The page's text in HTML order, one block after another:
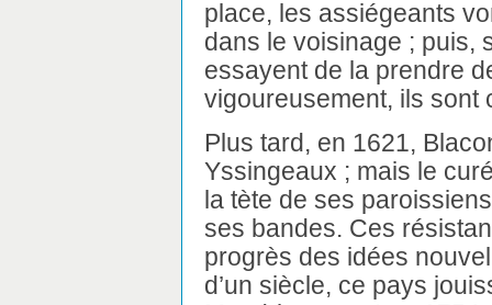
place, les assiégeants
dans le voisinage ; puis,
essayent de la prendre
vigoureusement, ils sont
Plus tard, en 1621,
Yssingeaux ; mais le
la tète de ses
ses bandes. Ces
progrès des idées
d’un siècle, ce pays